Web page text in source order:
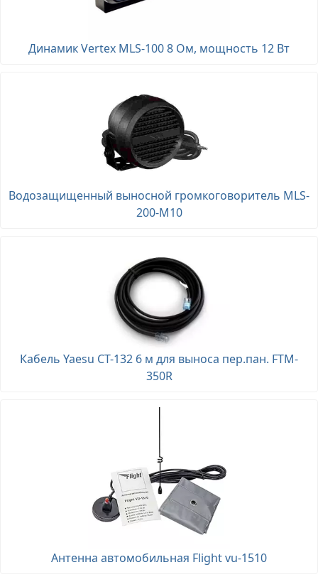
Динамик Vertex MLS-100 8 Ом, мощность 12 Вт
Водозащищенный выносной громкоговоритель MLS-
200-M10
Кабель Yaesu CT-132 6 м для выноса пер.пан. FTM-
350R
Антенна автомобильная Flight vu-1510